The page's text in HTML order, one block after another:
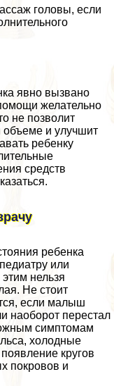
головы, если
явно вызвано
желательно
не позволит
объеме и улучшит
ребенку
средств
ребенка
или
нельзя
Не стоит
если малыш
наоборот перестал
симптомам
холодные
кругов
покровов и